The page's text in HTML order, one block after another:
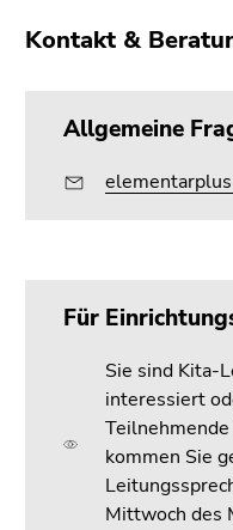
Kontakt &
Allgemeine
Für
Sie sind Kita-
interessiert
kommen Sie
Mittwoch des